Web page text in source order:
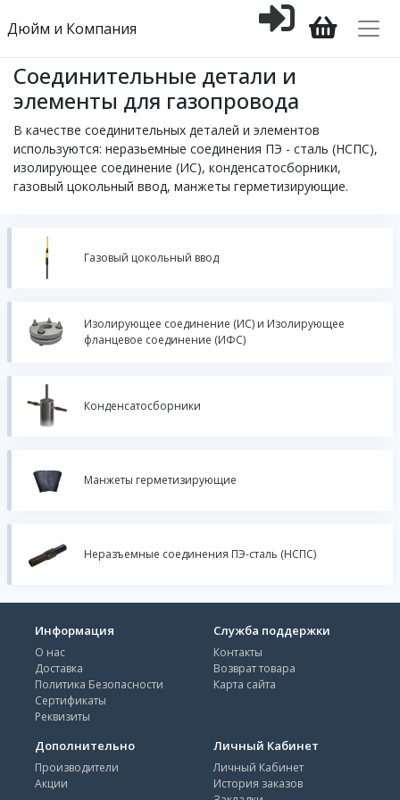
Дюйм и Компания
Соединительные детали и
элементы для газопровода
В качестве соединительных деталей и элементов
используются: неразьемные соединения ПЭ - сталь (НСПС),
изолирующее соединение (ИС), конденсатосборники,
газовый цокольный ввод, манжеты герметизирующие.
Газовый цокольный ввод
Изолирующее соединение (ИС) и Изолирующее
фланцевое соединение (ИФС)
Конденсатосборники
Манжеты герметизирующие
Неразъемные соединения ПЭ-сталь (НСПС)
Информация
О нас
Доставка
Политика Безопасности
Сертификаты
Реквизиты
Служба поддержки
Контакты
Возврат товара
Карта сайта
Дополнительно
Производители
Акции
Личный Кабинет
Личный Кабинет
История заказов